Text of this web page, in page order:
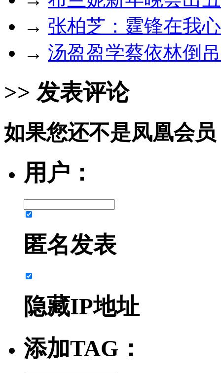
→ 张柏芝：霆锋在我
→ 汤盈盈学蔡依林倒
>> 发表评论
如果您还不是凤凰会
用户：
匿名发表
隐藏IP地址
添加TAG：